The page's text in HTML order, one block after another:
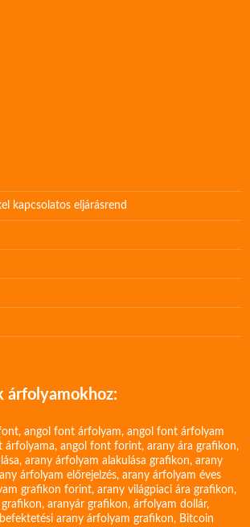
kapcsolatos eljárásrend
árfolyamokhoz:
, angol font árfolyam, angol font árfolyam
árfolyama, angol font forint, arany ára grafikon,
, arany árfolyam alakulása grafikon, arany
árfolyam előrejelzés, arany árfolyam éves
grafikon forint, arany világpiaci ára grafikon,
, aranyár grafikon, árfolyam dollár,
befektetési arany árfolyam grafikon, Bitcoin